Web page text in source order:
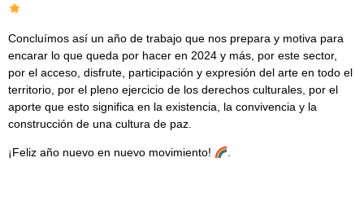
Concluímos así un año de trabajo que nos prepara y motiva para
encarar lo que queda por hacer en 2024 y más, por este sector,
por el acceso, disfrute, participación y expresión del arte en todo el
territorio, por el pleno ejercicio de los derechos culturales, por el
aporte que esto significa en la existencia, la convivencia y la
construcción de una cultura de paz.
¡Feliz año nuevo en nuevo movimiento!